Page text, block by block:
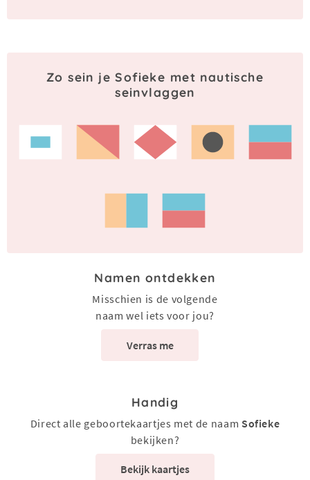
Zo sein je Sofieke met nautische
seinvlaggen
Namen ontdekken
Misschien is de volgende
naam wel iets voor jou?
Verras me
Handig
Direct alle geboortekaartjes met de naam Sofieke
bekijken?
Bekijk kaartjes